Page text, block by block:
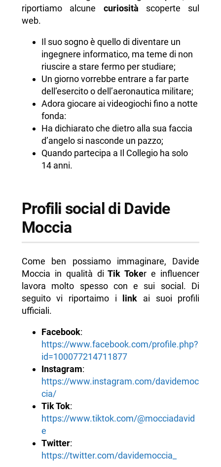
riportiamo alcune curiosità scoperte sul
web.
Il suo sogno è quello di diventare un
ingegnere informatico, ma teme di non
riuscire a stare fermo per studiare;
Un giorno vorrebbe entrare a far parte
dell’esercito o dell’aeronautica militare;
Adora giocare ai videogiochi fino a notte
fonda:
Ha dichiarato che dietro alla sua faccia
d’angelo si nasconde un pazzo;
Quando partecipa a Il Collegio ha solo
14 anni.
Profili social di Davide
Moccia
Come ben possiamo immaginare, Davide
Moccia in qualità di Tik Toker e influencer
lavora molto spesso con e sui social. Di
seguito vi riportaimo i
link ai suoi profili
ufficiali.
Facebook:
https://www.facebook.com/profile.php?
id=100077214711877
Instagram:
https://www.instagram.com/davidemoc
cia/
Tik Tok:
https://www.tiktok.com/@mocciadavid
e
Twitter:
https://twitter.com/davidemoccia_